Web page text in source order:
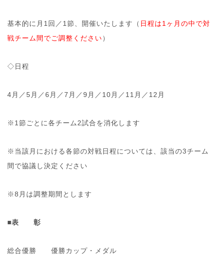
基本的に月1回／1節、開催いたします（ 日程は1ヶ月の中で対
戦チーム間でご調整ください）
◇日程
4月／5月／6月／7月／9月／10月／11月／12月
※1節ごとに各チーム2試合を消化します
※当該月における各節の対戦日程については、該当の3チーム
間で協議し決定ください
※8月は調整期間とします
■表 彰
総合優勝 優勝カップ・メダル